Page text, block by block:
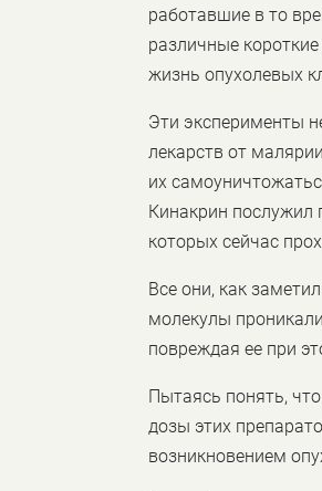
работавшие в то
различные
жизнь опухолевых
Эти эксперименты
лекарств от
их
Кинакрин послужил
которых сейчас
Все они, как
молекулы
повреждая ее при
Пытаясь понять,
дозы этих
возникновением